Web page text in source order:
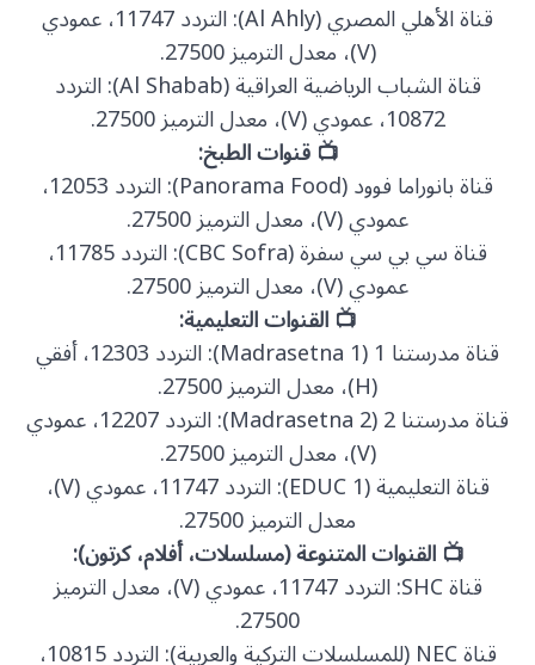
قناة الأهلي المصري (Al Ahly): التردد 11747، عمودي
(V)، معدل الترميز 27500.
قناة الشباب الرياضية العراقية (Al Shabab): التردد
10872، عمودي (V)، معدل الترميز 27500.
📺 قنوات الطبخ:
قناة بانوراما فوود (Panorama Food): التردد 12053،
عمودي (V)، معدل الترميز 27500.
قناة سي بي سي سفرة (CBC Sofra): التردد 11785،
عمودي (V)، معدل الترميز 27500.
📺 القنوات التعليمية:
قناة مدرستنا 1 (Madrasetna 1): التردد 12303، أفقي
(H)، معدل الترميز 27500.
قناة مدرستنا 2 (Madrasetna 2): التردد 12207، عمودي
(V)، معدل الترميز 27500.
قناة التعليمية (EDUC 1): التردد 11747، عمودي (V)،
معدل الترميز 27500.
📺 القنوات المتنوعة (مسلسلات، أفلام، كرتون):
قناة SHC: التردد 11747، عمودي (V)، معدل الترميز
27500.
قناة NEC (للمسلسلات التركية والعربية): التردد 10815،